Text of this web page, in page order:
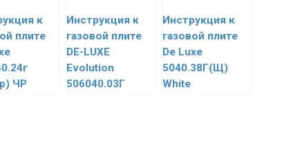
к
плите
ЧР
Инструкция к
газовой плите
DE-LUXE
Evolution
506040.03Г
Инструкция к
газовой плите
De Luxe
5040.38Г(Щ)
White